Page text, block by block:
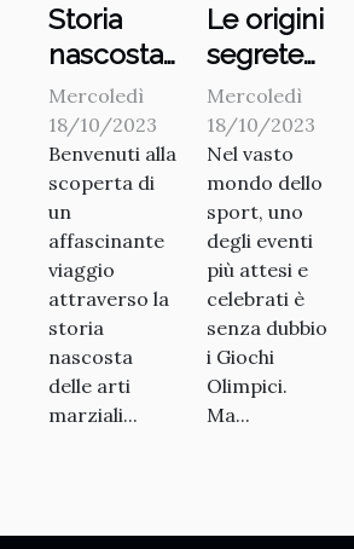
Storia
nascosta
delle arti
marziali
italiana
Mercoledì
18/10/2023
Benvenuti alla
scoperta di
un
affascinante
viaggio
attraverso la
storia
nascosta
delle arti
marziali...
Le origini
segrete
dei Giochi
Olimpici
Mercoledì
18/10/2023
Nel vasto
mondo dello
sport, uno
degli eventi
più attesi e
celebrati è
senza dubbio
i Giochi
Olimpici.
Ma...